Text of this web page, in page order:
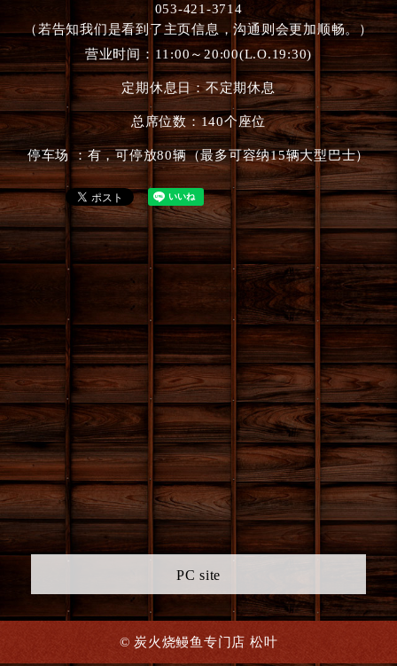
053-421-3714
（若告知我们是看到了主页信息，沟通则会更加顺畅。）
营业时间：11:00～20:00(L.O.19:30)
定期休息日：不定期休息
总席位数：140个座位
停车场 ：有，可停放80辆（最多可容纳15辆大型巴士）
PC site
© 炭火烧鳗鱼专门店 松叶